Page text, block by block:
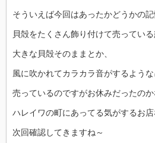
そういえば今回はあったかどうかの記
貝殻をたくさん飾り付けて売っている
大きな貝殻そのままとか、
風に吹かれてカラカラ音がするよう
売っているのですがお休みだったのか
ハレイワの町にあってる気がするお店
次回確認してきますね～